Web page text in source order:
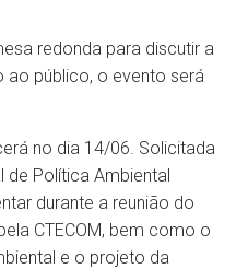
redonda para discutir a
ao público, o evento será
no dia 14/06. Solicitada
de Política Ambiental
durante a reunião do
CTECOM, bem como o
e o projeto da